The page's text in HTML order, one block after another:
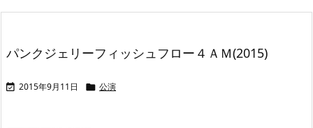
パンクジェリーフィッシュフロー４ＡＭ(2015)
 2015年9月11日  公演